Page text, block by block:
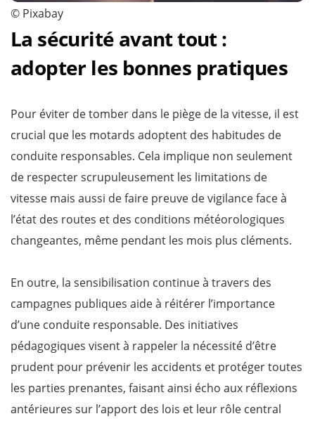
© Pixabay
La sécurité avant tout :
adopter les bonnes pratiques
Pour éviter de tomber dans le piège de la vitesse, il est
crucial que les motards adoptent des habitudes de
conduite responsables. Cela implique non seulement
de respecter scrupuleusement les limitations de
vitesse mais aussi de faire preuve de vigilance face à
l’état des routes et des conditions météorologiques
changeantes, même pendant les mois plus cléments.
En outre, la sensibilisation continue à travers des
campagnes publiques aide à réitérer l’importance
d’une conduite responsable. Des initiatives
pédagogiques visent à rappeler la nécessité d’être
prudent pour prévenir les accidents et protéger toutes
les parties prenantes, faisant ainsi écho aux réflexions
antérieures sur l’apport des lois et leur rôle central